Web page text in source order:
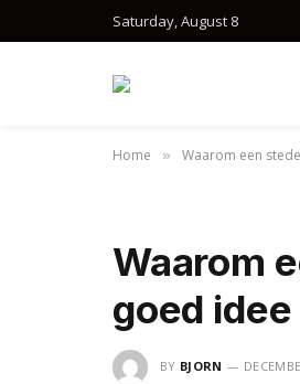
Saturday, August 8
Home » Waarom een
Waarom
goed idee
BY BJORN